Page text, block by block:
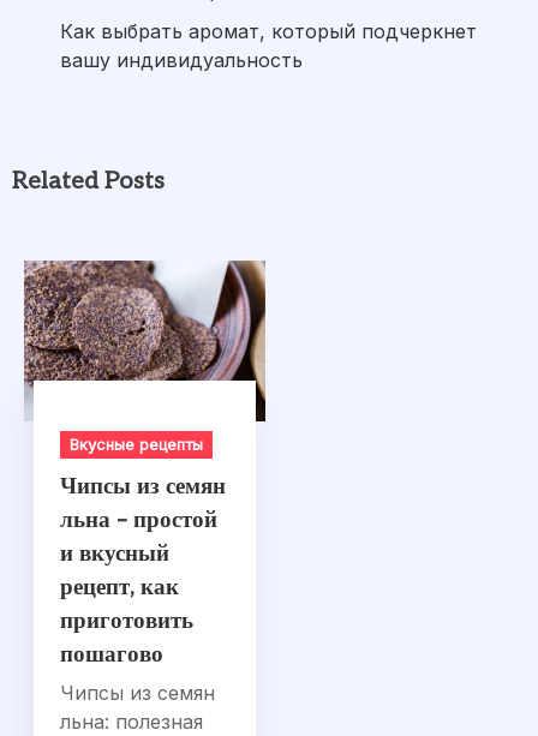
Как выбрать аромат, который подчеркнет
вашу индивидуальность
Related Posts
Вкусные рецепты
Чипсы из семян
льна – простой
и вкусный
рецепт, как
приготовить
пошагово
Чипсы из семян
льна: полезная